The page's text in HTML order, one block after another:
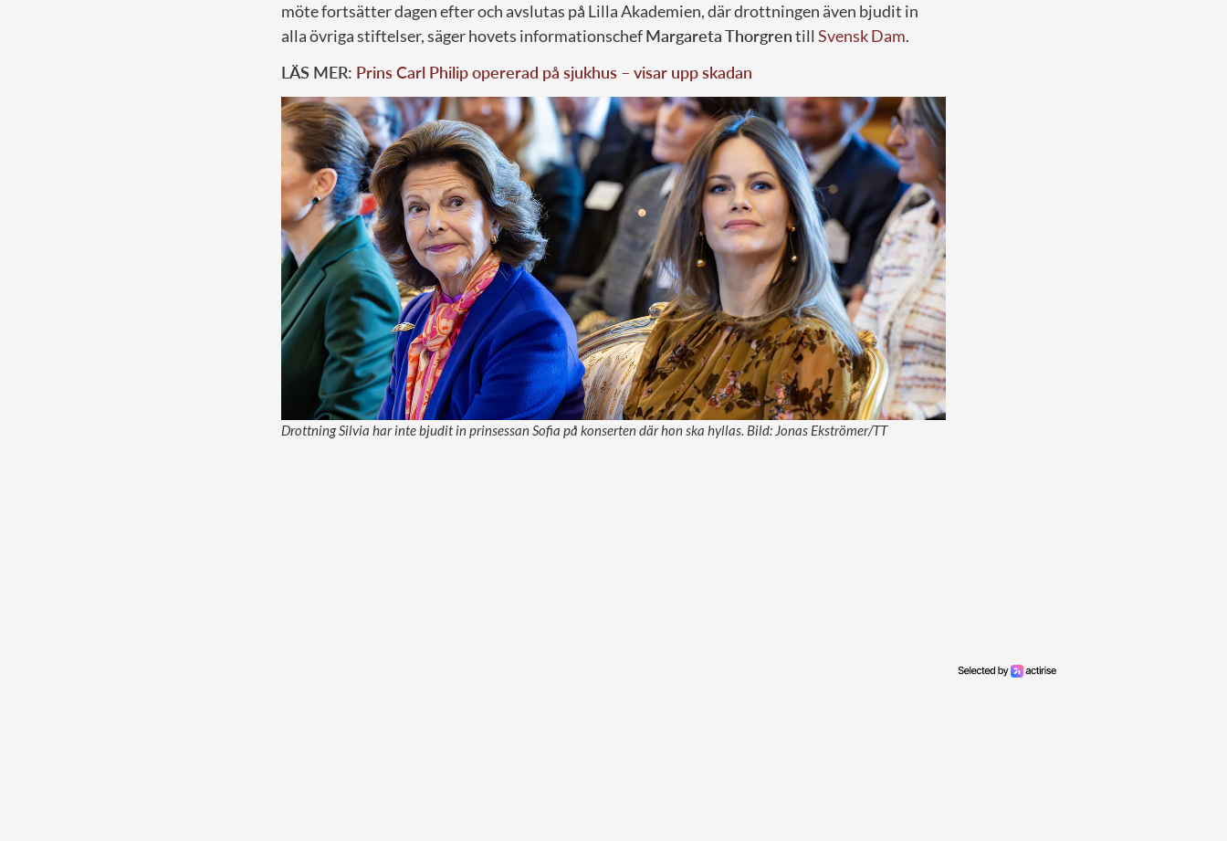
möte fortsätter dagen efter och avslutas på Lilla Akademien, där drottningen även bjudit in
alla övriga stiftelser, säger hovets informationschefMargareta Thorgrentill Svensk Dam.
LÄS MER: Prins Carl Philip opererad på sjukhus – visar upp skadan
Drottning Silvia har inte bjudit in prinsessan Sofia på konserten där hon ska hyllas. Bild: Jonas Ekströmer/TT